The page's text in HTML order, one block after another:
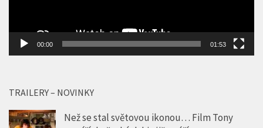
00:00 01:53
TRAILERY – NOVINKY
Než se stal světovou ikonou… Film Tony